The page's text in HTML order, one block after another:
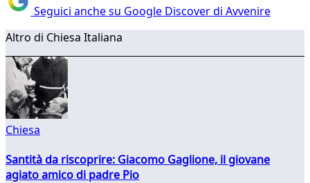
Seguici anche su Google Discover di Avvenire
Altro di Chiesa Italiana
Chiesa
Santità da riscoprire: Giacomo Gaglione, il giovane
agiato amico di padre Pio